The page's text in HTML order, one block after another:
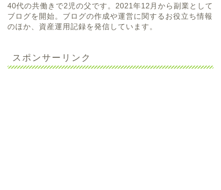
40代の共働きで2児の父です。2021年12月から副業として
ブログを開始。ブログの作成や運営に関するお役立ち情報
のほか、資産運用記録を発信しています。
スポンサーリンク